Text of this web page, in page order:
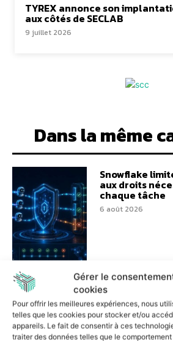
Gérer le
cookies
Pour offrir les meilleures expériences, nous
telles que les cookies pour stocker et/ou
appareils. Le fait de consentir à ces
traiter des données telles que le
TYREX annonce son
aux côtés de SECLAB
9 juillet 2026
Dans la même
Snowflake
aux droits
chaque tâche
6 août 2026
Les
reprendre la
IA ITS Group